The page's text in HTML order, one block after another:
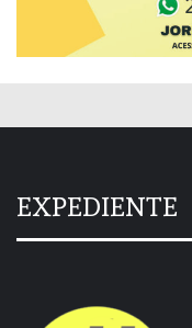
EXPEDIENTE